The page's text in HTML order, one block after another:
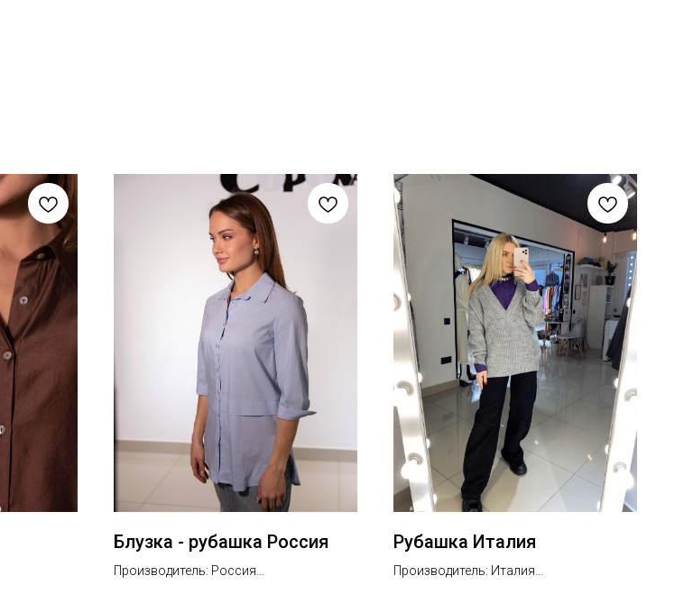
Блузка - рубашка Россия
Производитель: Россия
Рубашка Италия
Производитель: Италия